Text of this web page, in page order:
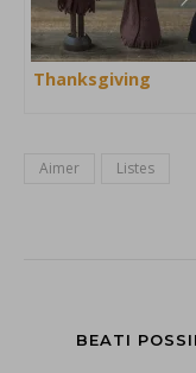
Thanksgiving
Aimer Listes
BEATI